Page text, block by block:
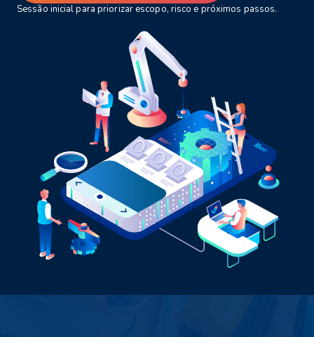
Sessão inicial para priorizar escopo, risco e próximos passos.